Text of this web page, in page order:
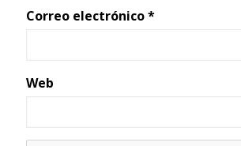
Correo electrónico*
Web